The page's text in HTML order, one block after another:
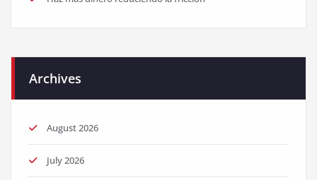
Archives
August 2026
July 2026